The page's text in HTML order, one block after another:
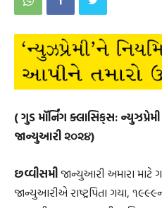
( ગુડ મૉર્નિંગ ક્લાસિક્‌સ:
જાન્યુઆરી ૨૦૨૪)
છવ્વીસમીજાન્યુઆરી અમારા માટે
જાન્યુઆરીએ રાષ્ટ્રપિતા ગયા,